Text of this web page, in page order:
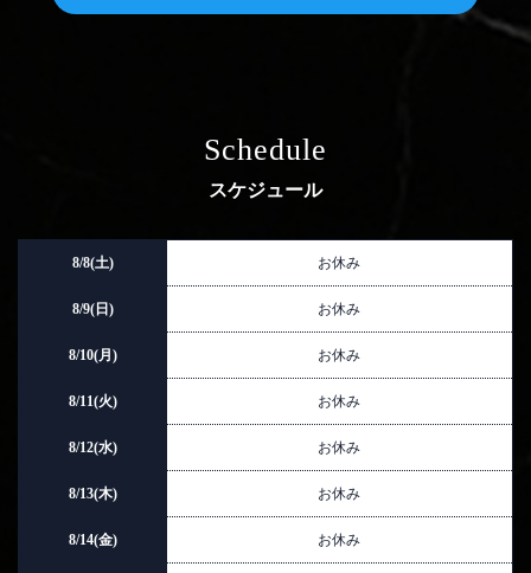
Schedule
スケジュール
8/8(土)
8/9(日)
8/10(月)
8/11(火)
8/12(水)
8/13(木)
8/14(金)
お休み
お休み
お休み
お休み
お休み
お休み
お休み